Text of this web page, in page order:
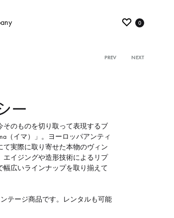
0
PREV NEXT
ー
そのものを切り取って表現するブ
（イマ）」。ヨーロッパアンティ
て実際に取り寄せた本物のヴィン
エイジングや造形技術によるリプ
幅広いラインナップを取り揃えて
テージ商品です。レンタルも可能